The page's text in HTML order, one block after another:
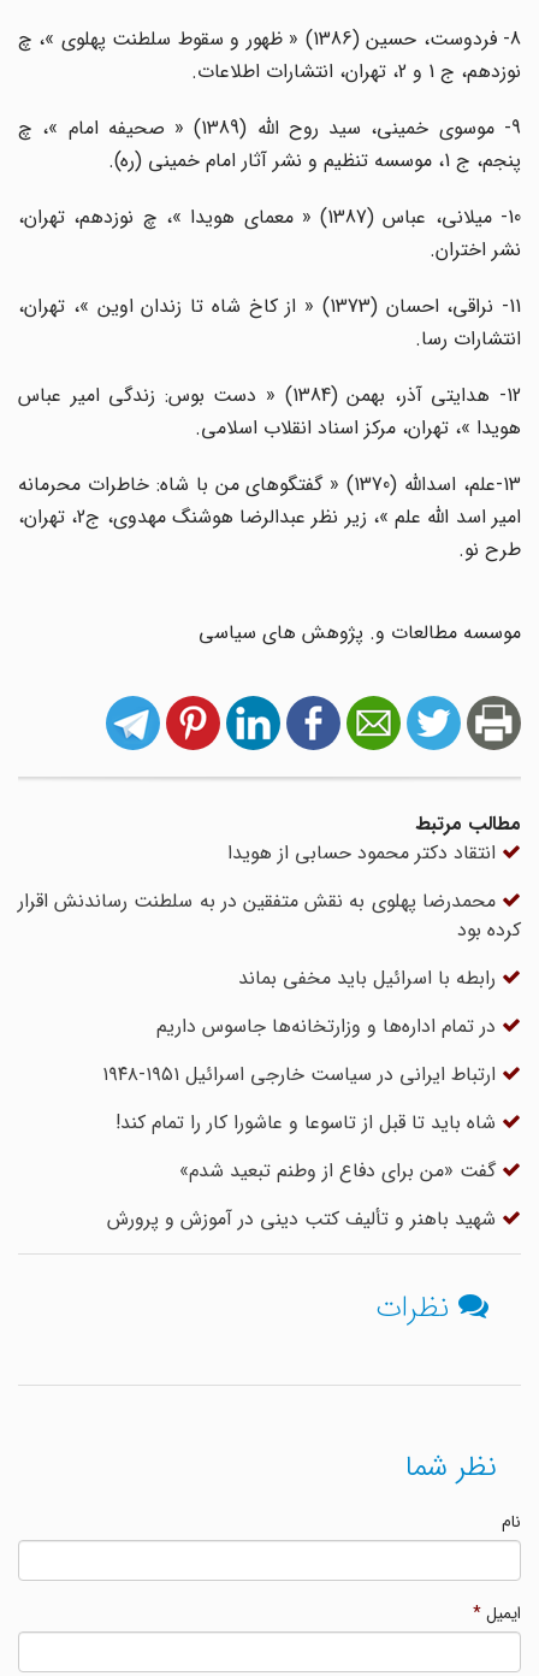
8- فردوست، حسین (1386) « ظهور و سقوط سلطنت پهلوی »، چ
نوزدهم، ج 1 و 2، تهران، انتشارات اطلاعات.
9- موسوی خمینی، سید روح الله (1389) « صحیفه امام »، چ
پنجم، ج 1، موسسه تنظیم و نشر آثار امام خمینی (ره).
10- میلانی، عباس (1387) « معمای هویدا »، چ نوزدهم، تهران،
نشر اختران.
11- نراقی، احسان (1373) « از کاخ شاه تا زندان اوین »، تهران،
انتشارات رسا.
12- هدایتی آذر، بهمن (1384) « دست بوس: زندگی امیر عباس
هویدا »، تهران، مرکز اسناد انقلاب اسلامی.
13-علم، اسدالله (1370) « گفتگوهای من با شاه: خاطرات محرمانه
امیر اسد الله علم »، زیر نظر عبدالرضا هوشنگ مهدوی، ج2، تهران،
طرح نو.
موسسه مطالعات و. پژوهش های سیاسی
مطالب مرتبط
انتقاد دکتر محمود حسابی از هویدا
محمدرضا پهلوی به نقش متفقین در به سلطنت رساندنش اقرار
کرده بود
رابطه با اسرائیل باید مخفی بماند
در تمام اداره‌ها و وزارتخانه‌ها جاسوس داریم
ارتباط ایرانی در سیاست خارجی اسرائیل ۱۹۵۱-۱۹۴۸
شاه باید تا قبل از تاسوعا و عاشورا کار را تمام کند!
گفت «من برای دفاع از وطنم تبعید شدم»
شهید باهنر و تألیف کتب دینی در آموزش و پرورش
نظرات
نظر شما
ایمیل*